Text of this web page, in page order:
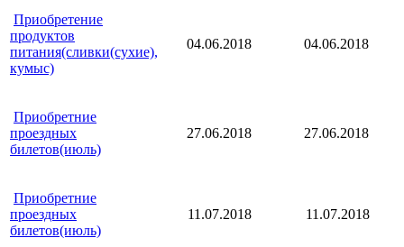
Приобретение
продуктов
питания(сливки(сухие),
кумыс)
04.06.2018 04.06.2018
Приобретние
проездных
билетов(июль)
27.06.2018 27.06.2018
Приобретние
проездных
билетов(июль)
11.07.2018 11.07.2018